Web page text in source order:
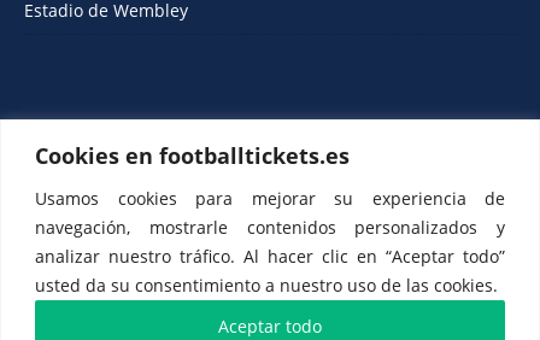
Cookies en footballtickets.es
Usamos cookies para mejorar su experiencia de
navegación, mostrarle contenidos personalizados y
analizar nuestro tráfico. Al hacer clic en “Aceptar todo”
usted da su consentimiento a nuestro uso de las cookies.
Aceptar todo
Estadio de Wembley
ETTS 365 SL, Rambla de Catalunya 38, 8, 1, Barcelona 08007, España |
CIF: ES-B43945534